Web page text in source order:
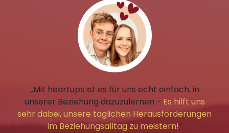
„Mit heartups ist es für uns echt einfach, in
unserer Beziehung dazuzulernen - Es hilft uns
sehr dabei, unsere täglichen Herausforderungen
im Beziehungsalltag zu meistern!”